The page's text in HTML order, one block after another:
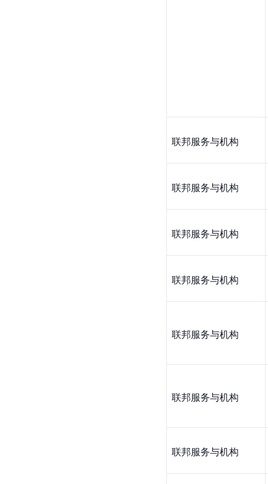
联邦服务与机构
联邦服务与机构
联邦服务与机构
联邦服务与机构
联邦服务与机构
联邦服务与机构
联邦服务与机构